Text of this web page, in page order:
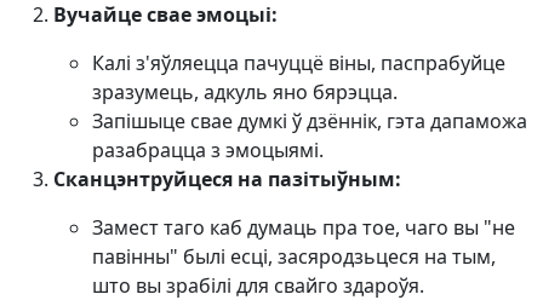
Вучайце свае эмоцыі:
Калі з'яўляецца пачуццё віны, паспрабуйце
зразумець, адкуль яно бярэцца.
Запішыце свае думкі ў дзённік, гэта дапаможа
разабрацца з эмоцыямі.
Сканцэнтруйцеся на пазітыўным:
Замест таго каб думаць пра тое, чаго вы "не
павінны" былі есці, засяродзьцеся на тым,
што вы зрабілі для свайго здароўя.